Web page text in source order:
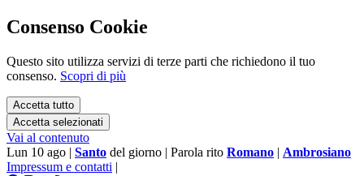
Consenso Cookie
Questo sito utilizza servizi di terze parti che richiedono il tuo
consenso. Scopri di più
Accetta tutto
Accetta selezionati
Vai al contenuto
Lun 10 ago | Santo del giorno | Parola rito Romano | Ambrosiano
Impressum e contatti |